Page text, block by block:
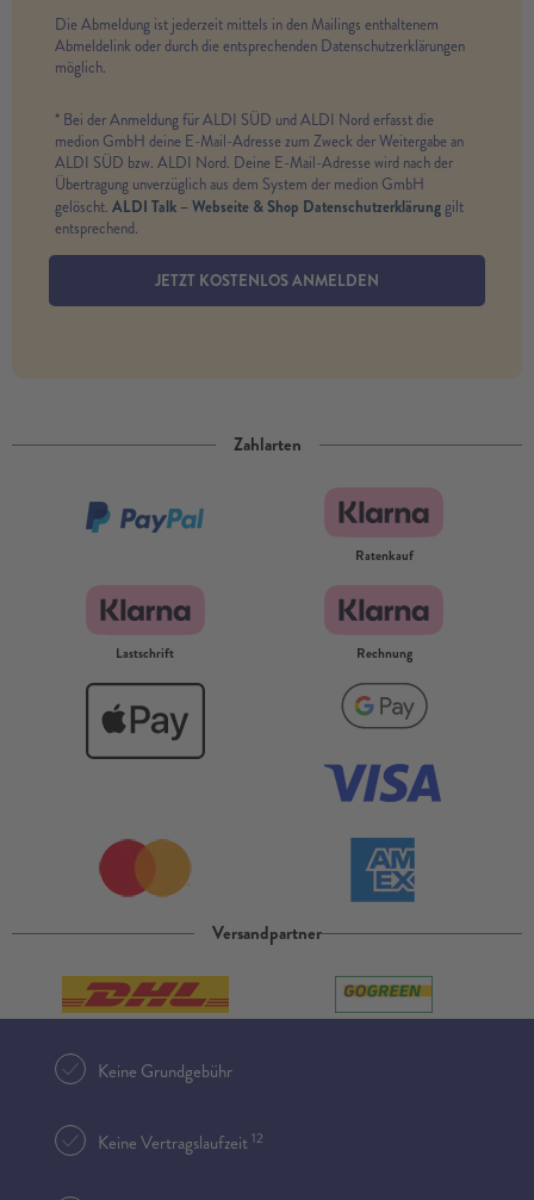
Die Abmeldung ist jederzeit mittels in den Mailings enthaltenem
Abmeldelink oder durch die entsprechenden Datenschutzerklärungen
möglich.
* Bei der Anmeldung für ALDI SÜD und ALDI Nord erfasst die
medion GmbH deine E-Mail-Adresse zum Zweck der Weitergabe an
ALDI SÜD bzw. ALDI Nord. Deine E-Mail-Adresse wird nach der
Übertragung unverzüglich aus dem System der medion GmbH
gelöscht. ALDI Talk – Webseite & Shop Datenschutzerklärunggilt
entsprechend.
JETZT KOSTENLOS ANMELDEN
Zahlarten
Ratenkauf
Lastschrift Rechnung
Versandpartner
Keine Grundgebühr
Keine Vertragslaufzeit12